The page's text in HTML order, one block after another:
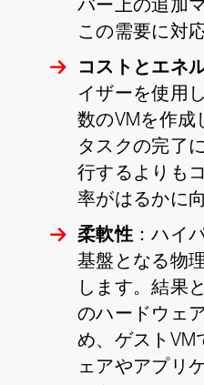
バー上の追加
この需要に対
コストとエネ
イザーを使用
数のVMを作成
タスクの完了
行するよりも
率がはるかに
柔軟性：ハイ
基盤となる物
します。結果
のハードウェ
め、ゲストVM
ェアやアプリ